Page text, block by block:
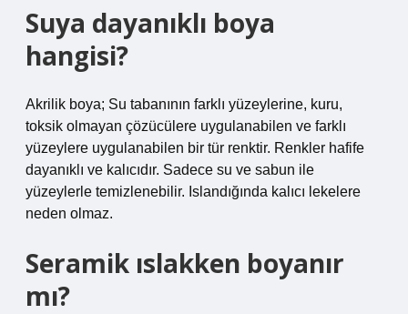
Suya dayanıklı boya
hangisi?
Akrilik boya; Su tabanının farklı yüzeylerine, kuru,
toksik olmayan çözücülere uygulanabilen ve farklı
yüzeylere uygulanabilen bir tür renktir. Renkler hafife
dayanıklı ve kalıcıdır. Sadece su ve sabun ile
yüzeylerle temizlenebilir. Islandığında kalıcı lekelere
neden olmaz.
Seramik ıslakken boyanır
mı?